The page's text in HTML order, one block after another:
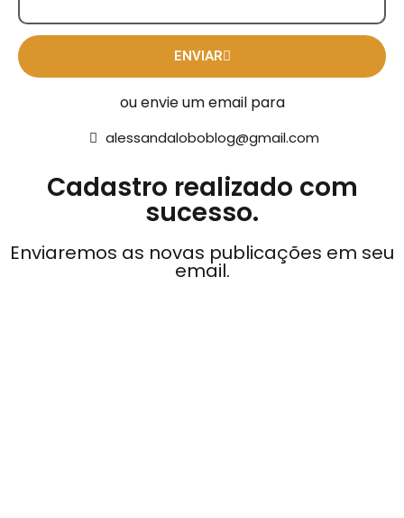
ENVIAR
ou envie um email para
alessandaloboblog@gmail.com
Cadastro realizado com
sucesso.
Enviaremos as novas publicações em seu
email.